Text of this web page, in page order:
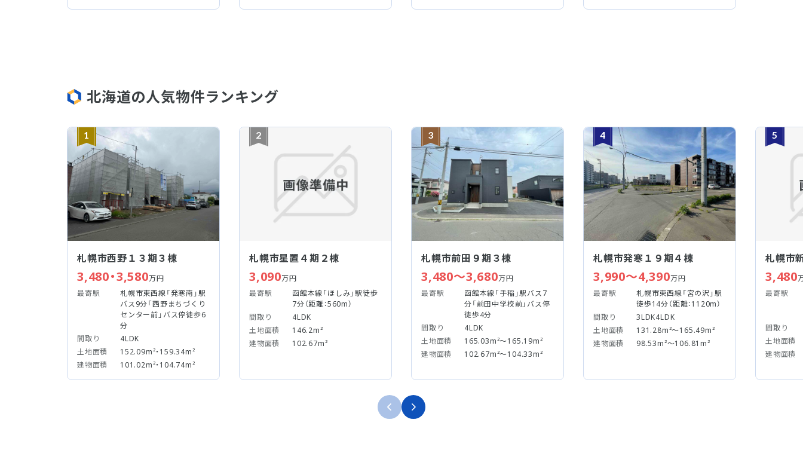
北海道の人気物件ランキング
1
札幌市西野１３期３棟
3,480・3,580万円
最寄駅
札幌市東西線「発寒南」駅
バス9分「西野まちづくり
センター前」バス停徒歩6
分
間取り
4LDK
土地面積
152.09m²・159.34m²
建物面積
101.02m²・104.74m²
2
札幌市星置４期２棟
3,090万円
最寄駅
函館本線「ほしみ」駅徒歩
7分（距離：560m）
間取り
4LDK
土地面積
146.2m²
建物面積
102.67m²
3
札幌市前田９期３棟
3,480～3,680万円
最寄駅
函館本線「手稲」駅バス7
分「前田中学校前」バス停
徒歩4分
間取り
4LDK
土地面積
165.03m²～165.19m²
建物面積
102.67m²～104.33m²
4
札幌市発寒１９期４棟
3,990～4,390万円
最寄駅
札幌市東西線「宮の沢」駅
徒歩14分（距離：1120m）
間取り
3LDK4LDK
土地面積
131.28m²～165.49m²
建物面積
98.53m²～106.81m²
5
札幌市
3,480
最寄駅
間取り
土地面積
建物面積